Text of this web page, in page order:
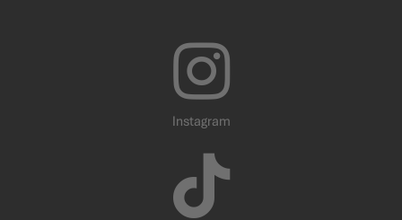
Instagram